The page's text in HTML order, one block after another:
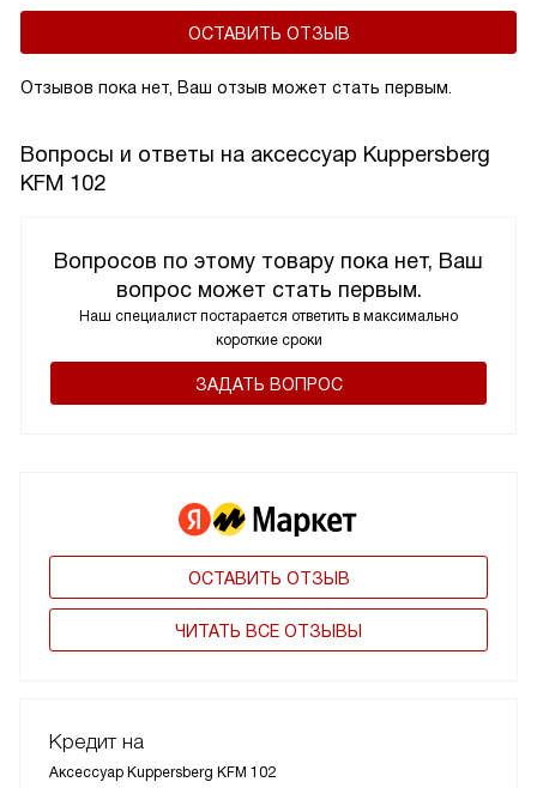
ОСТАВИТЬ ОТЗЫВ
Отзывов пока нет, Ваш отзыв может стать первым.
Вопросы и ответы на аксессуар Kuppersberg
KFM 102
Вопросов по этому товару пока нет, Ваш
вопрос может стать первым.
Наш специалист постарается ответить в максимально
короткие сроки
ЗАДАТЬ ВОПРОС
ОСТАВИТЬ ОТЗЫВ
ЧИТАТЬ ВСЕ ОТЗЫВЫ
Кредит на
Аксессуар Kuppersberg KFM 102